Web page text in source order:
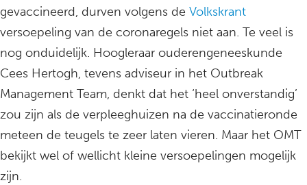
gevaccineerd, durven volgens de Volkskrant
versoepeling van de coronaregels niet aan. Te veel is
nog onduidelijk. Hoogleraar ouderengeneeskunde
Cees Hertogh, tevens adviseur in het Outbreak
Management Team, denkt dat het ‘heel onverstandig’
zou zijn als de verpleeghuizen na de vaccinatieronde
meteen de teugels te zeer laten vieren. Maar het OMT
bekijkt wel of wellicht kleine versoepelingen mogelijk
zijn.